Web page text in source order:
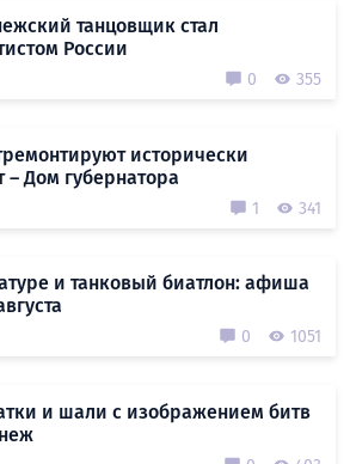
танцовщик стал
России
0 355
исторически
Дом губернатора
1 341
и танковый биатлон: афиша
0 1051
и шали с изображением битв